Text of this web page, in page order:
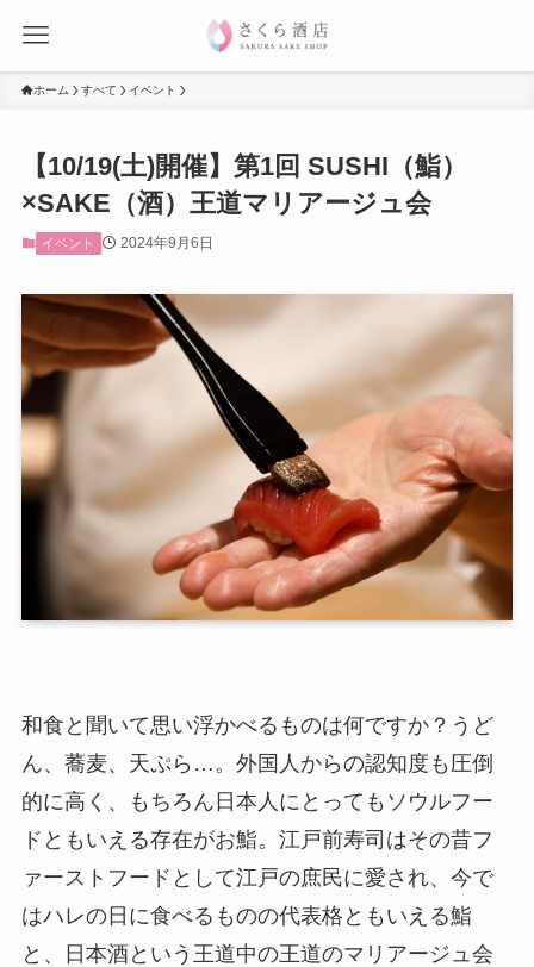
ホーム すべて イベント
【10/19(土)開催】第1回 SUSHI（鮨）
×SAKE（酒）王道マリアージュ会
イベント 2024年9月6日
和食と聞いて思い浮かべるものは何ですか？うど
ん、蕎麦、天ぷら…。外国人からの認知度も圧倒
的に高く、もちろん日本人にとってもソウルフー
ドともいえる存在がお鮨。江戸前寿司はその昔フ
ァーストフードとして江戸の庶民に愛され、今で
はハレの日に食べるものの代表格ともいえる鮨
と、日本酒という王道中の王道のマリアージュ会